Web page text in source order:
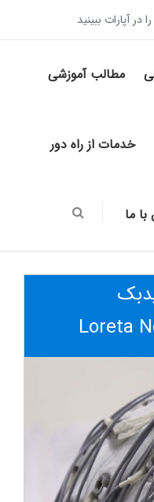
در آپارات ببینید
مطالب آموزشی
خدمات از راه دور
ما
Loreta